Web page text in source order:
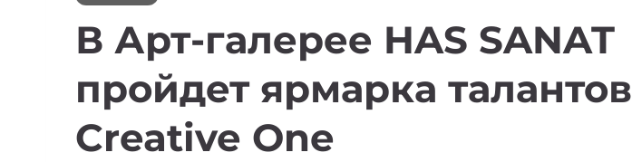
В Арт-галерее HAS SANAT
пройдет ярмарка талантов
Creative One